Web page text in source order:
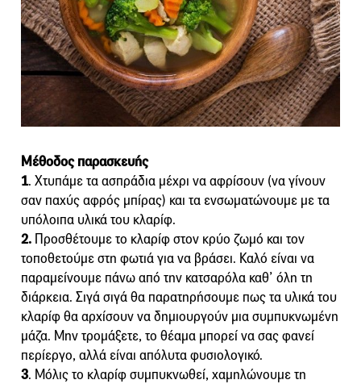
Μέθοδος παρασκευής
1. Χτυπάμε τα ασπράδια μέχρι να αφρίσουν (να γίνουν
σαν παχύς αφρός μπίρας) και τα ενσωματώνουμε με τα
υπόλοιπα υλικά του κλαρίφ.
2. Προσθέτουμε το κλαρίφ στον κρύο ζωμό και τον
τοποθετούμε στη φωτιά για να βράσει. Καλό είναι να
παραμείνουμε πάνω από την κατσαρόλα καθ’ όλη τη
διάρκεια. Σιγά σιγά θα παρατηρήσουμε πως τα υλικά του
κλαρίφ θα αρχίσουν να δημιουργούν μια συμπυκνωμένη
μάζα. Μην τρομάξετε, το θέαμα μπορεί να σας φανεί
περίεργο, αλλά είναι απόλυτα φυσιολογικό.
3. Μόλις το κλαρίφ συμπυκνωθεί, χαμηλώνουμε τη